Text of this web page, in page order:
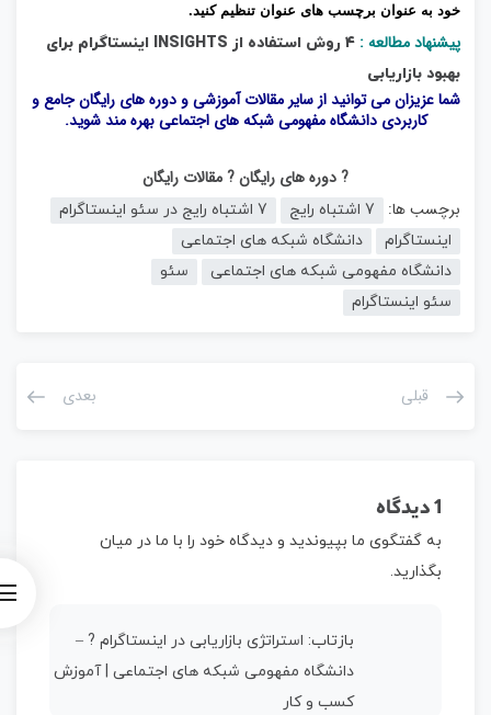
خود به عنوان برچسب های عنوان تنظیم کنید.
پیشنهاد مطالعه :
۴ روش استفاده از INSIGHTS اینستاگرام برای
بهبود بازاریابی
شما عزیزان می توانید از سایر مقالات آموزشی و دوره های رایگان جامع و
کاربردیدانشگاه مفهومی شبکه های اجتماعیبهره مند شوید.
? دوره های رایگان? مقالات رایگان
برچسب ها:
7 اشتباه رایج
7 اشتباه رایج در سئو اینستاگرام
اینستاگرام
دانشگاه شبکه های اجتماعی
دانشگاه مفهومی شبکه های اجتماعی
سئو
سئو اینستاگرام
قبلی بعدی
1 دیدگاه
به گفتگوی ما بپیوندید و دیدگاه خود را با ما در میان
بگذارید.
بازتاب: استراتژی بازاریابی در اینستاگرام ? –
دانشگاه مفهومی شبکه های اجتماعی | آموزش
کسب و کار